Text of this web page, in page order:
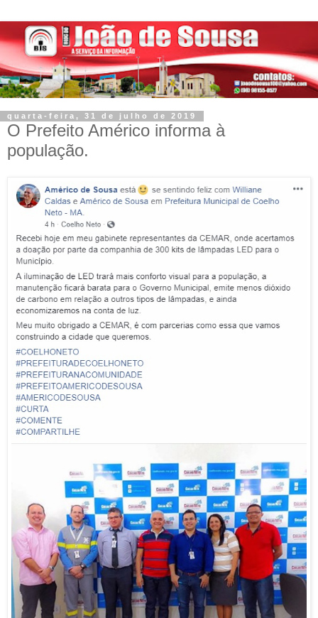
quarta-feira, 31 de julho de 2019
O Prefeito Américo informa à
população.